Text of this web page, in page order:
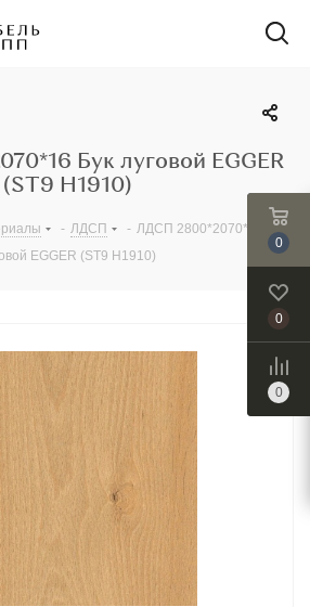
Бук луговой EGGER
(ST9 Н1910)
- ЛДСП - ЛДСП 2800*2070*16 Бук
EGGER (ST9 Н1910)
0
0
0